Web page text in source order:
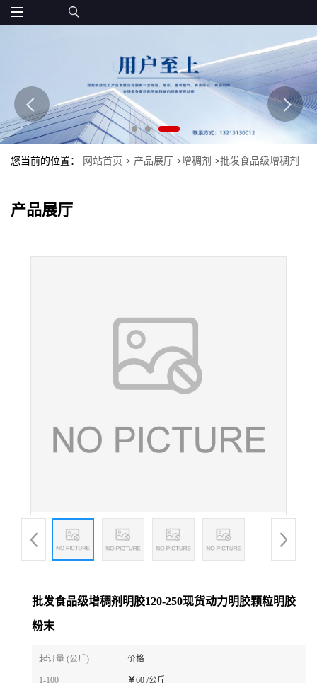
您当前的位置： 网站首页 > 产品展厅 >增稠剂 >批发食品级增稠剂
产品展厅
批发食品级增稠剂明胶120-250现货动力明胶颗粒明胶
粉末
起订量 (公斤) 价格
1-100 ￥60 /公斤